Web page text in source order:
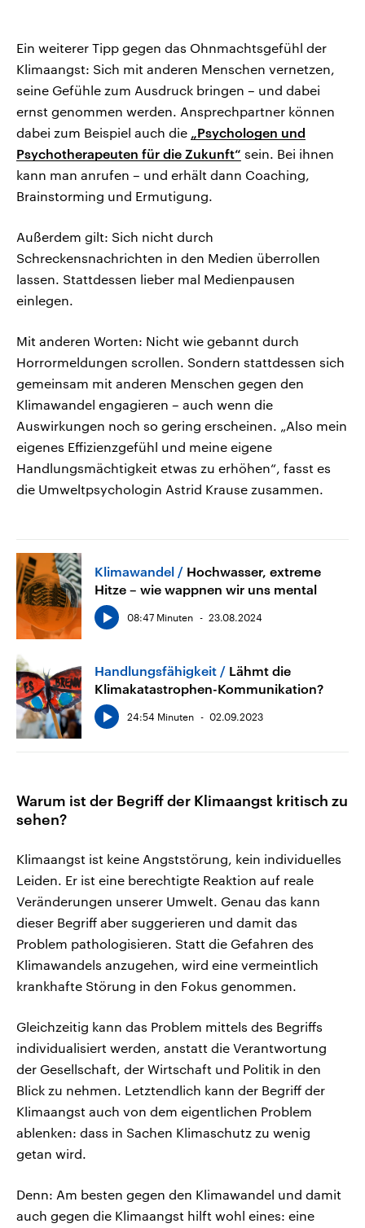
Ein weiterer Tipp gegen das Ohnmachtsgefühl der
Klimaangst: Sich mit anderen Menschen vernetzen,
seine Gefühle zum Ausdruck bringen – und dabei
ernst genommen werden. Ansprechpartner können
dabei zum Beispiel auch die
„Psychologen und
Psychotherapeuten für die Zukunft“ sein. Bei ihnen
kann man anrufen – und erhält dann Coaching,
Brainstorming und Ermutigung.
Außerdem gilt: Sich nicht durch
Schreckensnachrichten in den Medien überrollen
lassen. Stattdessen lieber mal Medienpausen
einlegen.
Mit anderen Worten: Nicht wie gebannt durch
Horrormeldungen scrollen. Sondern stattdessen sich
gemeinsam mit anderen Menschen gegen den
Klimawandel engagieren – auch wenn die
Auswirkungen noch so gering erscheinen. „Also mein
eigenes Effizienzgefühl und meine eigene
Handlungsmächtigkeit etwas zu erhöhen“, fasst es
die Umweltpsychologin Astrid Krause zusammen.
Klimawandel
Hochwasser, extreme
Hitze – wie wappnen wir uns mental
08:47 Minuten 23.08.2024
Handlungsfähigkeit
Lähmt die
Klimakatastrophen-Kommunikation?
24:54 Minuten 02.09.2023
Warum ist der Begriff der Klimaangst kritisch zu
sehen?
Klimaangst ist keine Angststörung, kein individuelles
Leiden. Er ist eine berechtigte Reaktion auf reale
Veränderungen unserer Umwelt. Genau das kann
dieser Begriff aber suggerieren und damit das
Problem pathologisieren. Statt die Gefahren des
Klimawandels anzugehen, wird eine vermeintlich
krankhafte Störung in den Fokus genommen.
Gleichzeitig kann das Problem mittels des Begriffs
individualisiert werden, anstatt die Verantwortung
der Gesellschaft, der Wirtschaft und Politik in den
Blick zu nehmen. Letztendlich kann der Begriff der
Klimaangst auch von dem eigentlichen Problem
ablenken: dass in Sachen Klimaschutz zu wenig
getan wird.
Denn: Am besten gegen den Klimawandel und damit
auch gegen die Klimaangst hilft wohl eines: eine